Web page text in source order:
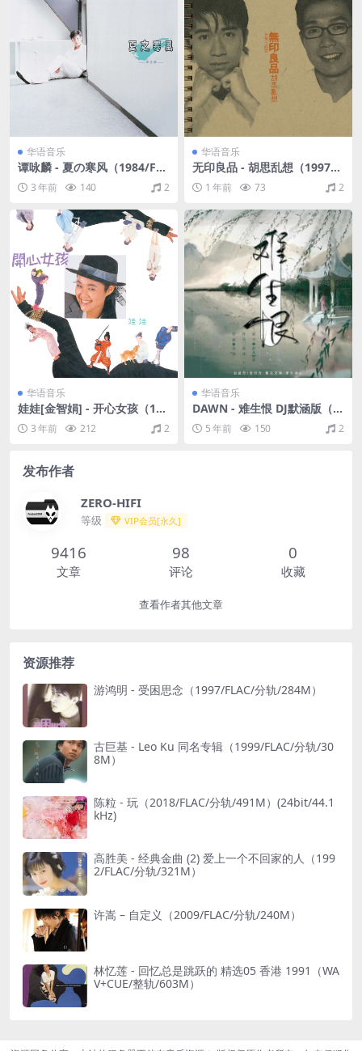
华语音乐
谭咏麟 - 夏の寒风（1984/FL
AC/分轨/339M）
3 年前 140 2
华语音乐
无印良品 - 胡思乱想（1997/F
LAC/分轨/302M）
1 年前 73 2
华语音乐
娃娃[金智娟] - 开心女孩（198
7/FLAC/分轨/216M）
3 年前 212 2
华语音乐
DAWN - 难生恨 DJ默涵版（Fl
ac/29.9M）
5 年前 150 2
发布作者
ZERO-HIFI
等级 VIP会员[永久]
9416
文章
98
评论
0
收藏
查看作者其他文章
资源推荐
游鸿明 - 受困思念（1997/FLAC/分轨/284M）
古巨基 - Leo Ku 同名专辑（1999/FLAC/分轨/30
8M）
陈粒 - 玩（2018/FLAC/分轨/491M）(24bit/44.1
kHz)
高胜美 - 经典金曲 (2) 爱上一个不回家的人（199
2/FLAC/分轨/321M）
许嵩 – 自定义（2009/FLAC/分轨/240M）
林忆莲 - 回忆总是跳跃的 精选05 香港 1991（WA
V+CUE/整轨/603M）